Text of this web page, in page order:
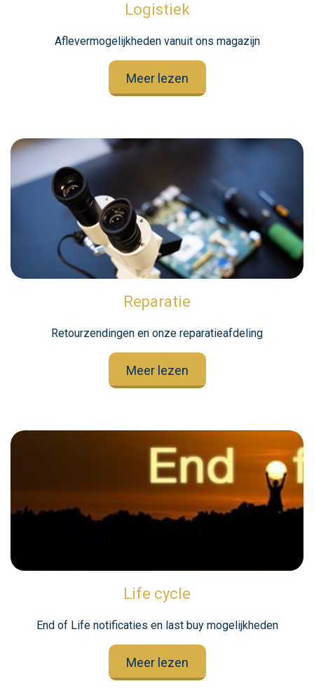
Logistiek
Aflevermogelijkheden vanuit ons magazijn
Meer lezen
Reparatie
Retourzendingen en onze reparatieafdeling
Meer lezen
Life cycle
End of Life notificaties en last buy mogelijkheden
Meer lezen